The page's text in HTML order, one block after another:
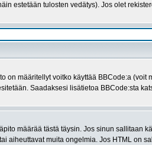
estetään tulosten vedätys). Jos olet
on määritellyt voitko käyttää BBCode:a
Saadaksesi lisätietoa BBCode:sta
määrää tästä täysin. Jos sinun sallitaan
aiheuttavat muita ongelmia. Jos HTML on